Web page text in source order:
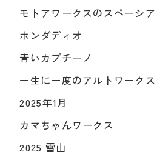
モトアワークスのスペーシア
ホンダディオ
青いカプチーノ
一生に一度のアルトワークス
2025年1月
カマちゃんワークス
2025 雪山